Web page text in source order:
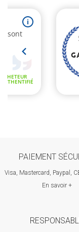
PAIEMENT
Visa, Mastercard, Paypal,
En savoir +